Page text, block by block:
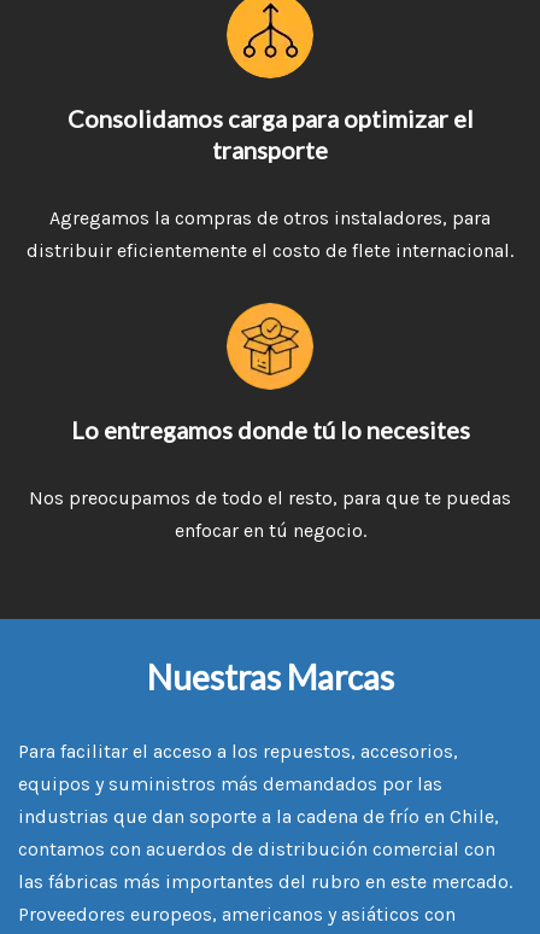
Consolidamos carga para optimizar el
transporte
Agregamos la compras de otros instaladores, para
distribuir eficientemente el costo de flete internacional.
Lo entregamos donde tú lo necesites
Nos preocupamos de todo el resto, para que te puedas
enfocar en tú negocio.
Nuestras Marcas
Para facilitar el acceso a los repuestos, accesorios,
equipos y suministros más demandados por las
industrias que dan soporte a la cadena de frío en Chile,
contamos con acuerdos de distribución comercial con
las fábricas más importantes del rubro en este mercado.
Proveedores europeos, americanos y asiáticos con